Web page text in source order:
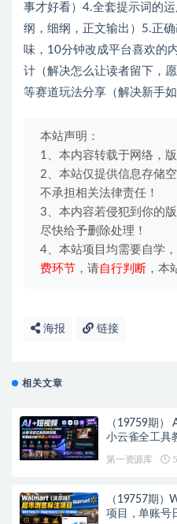
事才好看）4.全套提示词的
纲，细纲，正文输出）5.正
味，10分钟改成平台喜欢的
计（解决怎么让读者留下，
等赛道玩法分享（解决新手
本站声明：
1、本内容转载于网络，
2、本站仅提供信息存储
不承担相关法律责任！
3、本内容若侵犯到你的
尽快给予删除处理！
4、本站项目均需要自学，
费环节 ，请自行判断 ，本
海报 链接
相关文章
（19759期）
小云雀全工具
第一资源库 5
（19757期）
项目，单账号